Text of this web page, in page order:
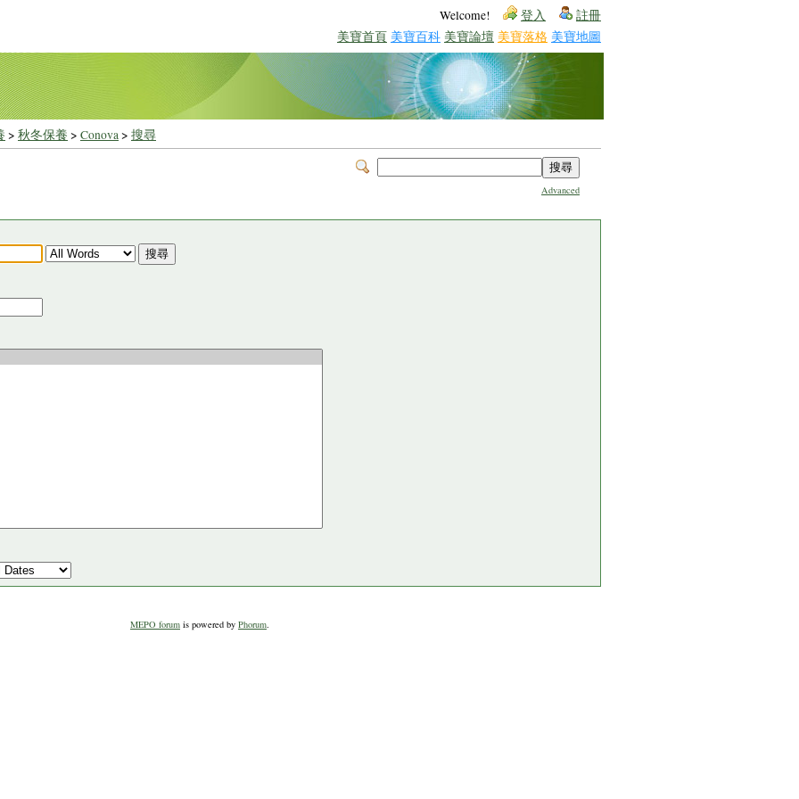
Welcome! 登入 註冊
美寶首頁 美寶百科 美寶論壇 美寶落格 美寶地圖
> 秋冬保養 > Conova> 搜尋
Advanced
MEPO forum is powered by Phorum.